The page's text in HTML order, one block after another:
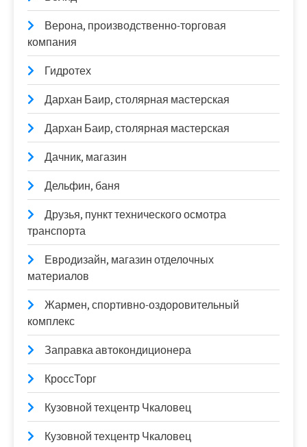
Верона, производственно-торговая
компания
Гидротех
Дархан Баир, столярная мастерская
Дархан Баир, столярная мастерская
Дачник, магазин
Дельфин, баня
Друзья, пункт технического осмотра
транспорта
Евродизайн, магазин отделочных
материалов
Жармен, спортивно-оздоровительный
комплекс
Заправка автокондиционера
КроссТорг
Кузовной техцентр Чкаловец
Кузовной техцентр Чкаловец